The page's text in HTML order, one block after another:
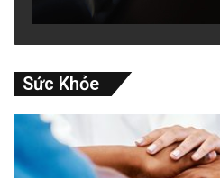
và đặt câu hỏi về sự
chuẩn mực đạo đức
công chúng.
Sức Khỏe